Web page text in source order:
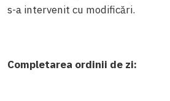
s-a intervenit cu modificări.
Completarea ordinii de zi: